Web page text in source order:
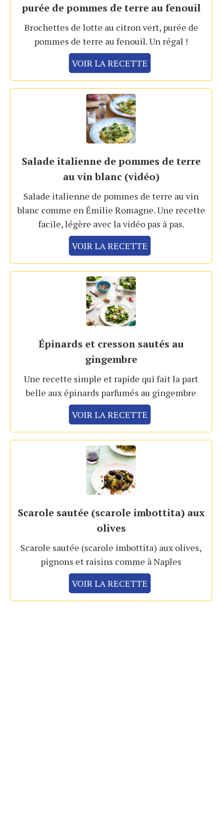
purée de pommes de terre au fenouil
Brochettes de lotte au citron vert, purée de
pommes de terre au fenouil. Un régal !
VOIR LA RECETTE
Salade italienne de pommes de terre
au vin blanc (vidéo)
Salade italienne de pommes de terre au vin
blanc comme en Émilie Romagne. Une recette
facile, légère avec la vidéo pas à pas.
VOIR LA RECETTE
Épinards et cresson sautés au
gingembre
Une recette simple et rapide qui fait la part
belle aux épinards parfumés au gingembre
VOIR LA RECETTE
Scarole sautée (scarole imbottita) aux
olives
Scarole sautée (scarole imbottita) aux olives,
pignons et raisins comme à Naples
VOIR LA RECETTE